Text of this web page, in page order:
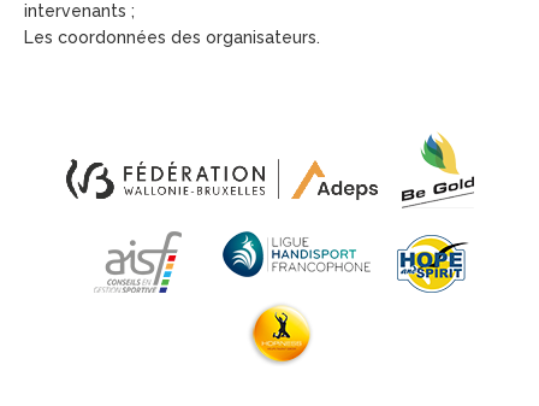
intervenants ;
Les coordonnées des organisateurs.